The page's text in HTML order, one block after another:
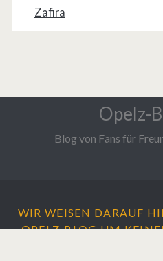
Zafira
Opelz-
Blog von Fans für
WIR WEISEN DARAUF
OPELZ-BLOG UM